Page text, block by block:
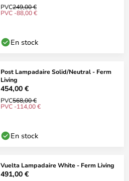
PVC249,00 €
PVC -88,00 €
En stock
Post Lampadaire Solid/Neutral - Ferm
Living
454,00 €
PVC568,00 €
PVC -114,00 €
En stock
Vuelta Lampadaire White - Ferm Living
491,00 €